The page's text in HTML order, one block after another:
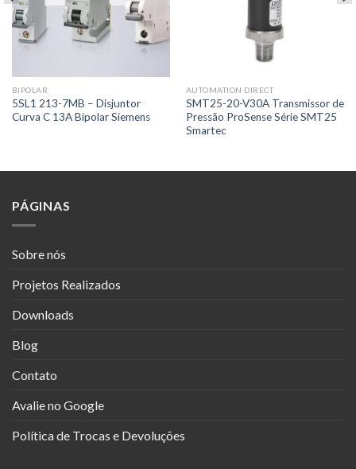
BIPOLAR
5SL1 213-7MB – Disjuntor
Curva C 13A Bipolar Siemens
AUTOMATION DIRECT
SMT25-20-V30A Transmissor de
Pressão ProSense Série SMT25
Smartec
PÁGINAS
Sobre nós
Projetos Realizados
Downloads
Blog
Contato
Avalie no Google
Política de Trocas e Devoluções